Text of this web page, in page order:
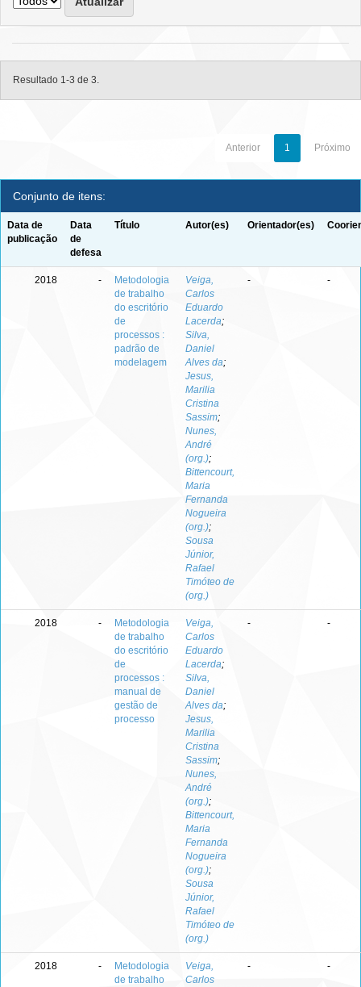
Resultado 1-3 de 3.
Anterior 1 Próximo
Conjunto de itens:
Data de
publicação
Data
de
defesa
Título Autor(es) Orientador(es)
2018 -
Metodologia
de trabalho
do escritório
de
processos :
padrão de
modelagem
Veiga,
Carlos
Eduardo
Lacerda;
Silva,
Daniel
Alves da;
Jesus,
Marilia
Cristina
Sassim;
Nunes,
André
(org.);
Bittencourt,
Maria
Fernanda
Nogueira
(org.);
Sousa
Júnior,
Rafael
Timóteo de
(org.)
- -
2018 -
Metodologia
de trabalho
do escritório
de
processos :
manual de
gestão de
processo
Veiga,
Carlos
Eduardo
Lacerda;
Silva,
Daniel
Alves da;
Jesus,
Marilia
Cristina
Sassim;
Nunes,
André
(org.);
Bittencourt,
Maria
Fernanda
Nogueira
(org.);
Sousa
Júnior,
Rafael
Timóteo de
(org.)
- -
2018 -
Metodologia
de trabalho
Veiga,
Carlos
- -